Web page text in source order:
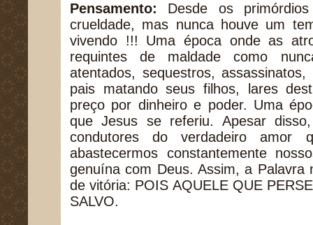
Pensamento: Desde os
crueldade, mas nunca houve um
vivendo !!! Uma época onde as
requintes de maldade como
atentados, sequestros,
pais matando seus filhos, lares
preço por dinheiro e poder. Uma
que Jesus se referiu. Apesar
condutores do verdadeiro
abastecermos constantemente
genuína com Deus. Assim, a
de vitória: POIS AQUELE QUE
SALVO.